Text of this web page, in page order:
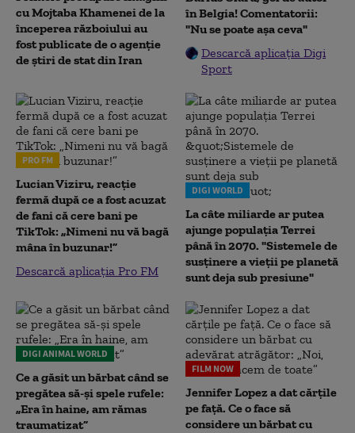
cu Mojtaba Khamenei de la
începerea războiului au
fost publicate de o agenție
de știri de stat din Iran
în Belgia! Comentatorii:
"Nu se poate așa ceva"
Descarcă aplicația Digi
Sport
PRO FM
Lucian Viziru, reacție
fermă după ce a fost acuzat
de fani că cere bani pe
TikTok: „Nimeni nu vă bagă
mâna în buzunar!”
Descarcă aplicația Pro FM
DIGI WORLD
La câte miliarde ar putea
ajunge populația Terrei
până în 2070. "Sistemele de
susținere a vieții pe planetă
sunt deja sub presiune"
DIGI ANIMAL WORLD
Ce a găsit un bărbat când se
pregătea să-și spele rufele:
„Era în haine, am rămas
traumatizat”
FILM NOW
Jennifer Lopez a dat cărțile
pe față. Ce o face să
considere un bărbat cu